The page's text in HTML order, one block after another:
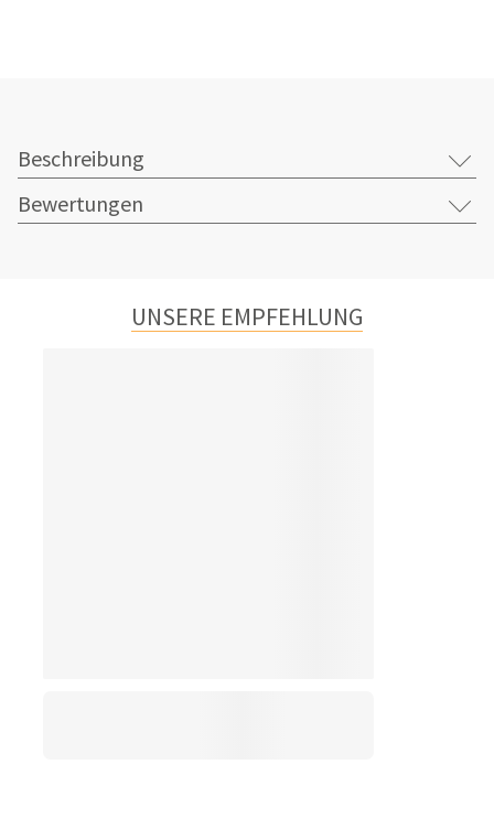
Beschreibung
Bewertungen
UNSERE EMPFEHLUNG